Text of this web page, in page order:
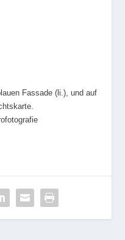
Fassade (li.), und auf